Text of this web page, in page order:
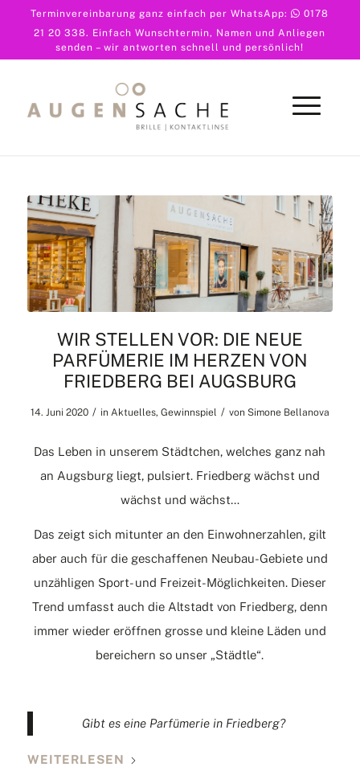
Terminvereinbarung ganz einfach per WhatsApp:
0178
21 20 338. Einfach Wunschtermin, Namen und Anliegen
senden – wir antworten schnell und persönlich!
WIR STELLEN VOR: DIE NEUE
PARFÜMERIE IM HERZEN VON
FRIEDBERG BEI AUGSBURG
14. Juni 2020 / in Aktuelles, Gewinnspiel / von Simone Bellanova
Das Leben in unserem Städtchen, welches ganz nah
an Augsburg liegt, pulsiert. Friedberg wächst und
wächst und wächst…
Das zeigt sich mitunter an den Einwohnerzahlen, gilt
aber auch für die geschaffenen Neubau-Gebiete und
unzähligen Sport- und Freizeit-Möglichkeiten. Dieser
Trend umfasst auch die Altstadt von Friedberg, denn
immer wieder eröffnen grosse und kleine Läden und
bereichern so unser „Städtle“.
Gibt es eine Parfümerie in Friedberg?
WEITERLESEN